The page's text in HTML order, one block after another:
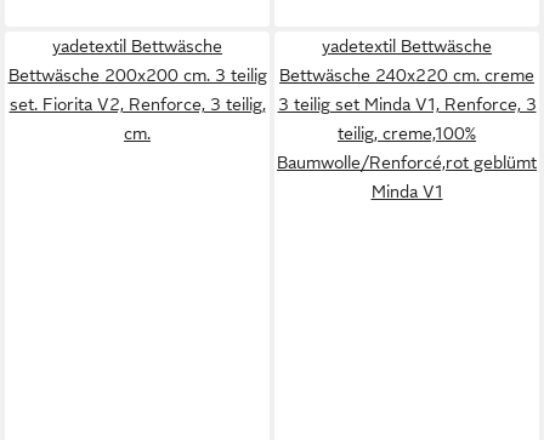
yadetextil Bettwäsche
Bettwäsche 200x200 cm. 3 teilig
set. Fiorita V2, Renforce, 3 teilig,
cm.
yadetextil Bettwäsche
Bettwäsche 240x220 cm. creme
3 teilig set Minda V1, Renforce, 3
teilig, creme,100%
Baumwolle/Renforcé,rot geblümt
Minda V1